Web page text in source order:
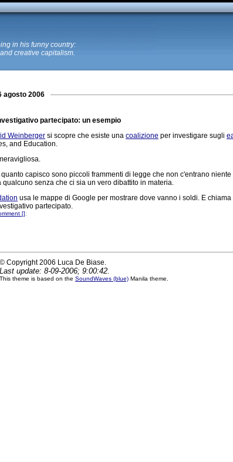
in his funny country:
creative capitalism.
agosto 2006
partecipato: un esempio
Weinberger si scopre che esiste una coalizione per investigare sugli
and Education.
capisco sono piccoli frammenti di legge che non c'entrano
qualcuno senza che ci sia un vero dibattito in materia.
usa le mappe di Google per mostrare dove vanno i soldi. E
partecipato.
[];
© Copyright 2006 Luca De Biase.
Last update: 8-09-2006; 9:00:42.
This theme is based on the SoundWaves (blue) Manila theme.